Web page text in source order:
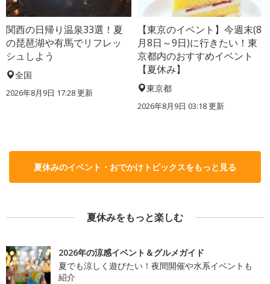
関西の日帰り温泉33選！夏
の琵琶湖や有馬でリフレッ
シュしよう
全国
2026年8月9日 17:28更新
【東京のイベント】今週末(8
月8日～9日)に行きたい！東
京都内のおすすめイベント
【夏休み】
東京都
2026年8月9日 03:18更新
夏休みのイベント・おでかけトピックスをもっと見る
夏休みをもっと楽しむ
2026年の涼感イベント＆グルメガイド
夏でも涼しく遊びたい！夜間開催や水系イベントも
紹介